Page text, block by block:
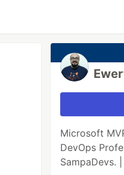
Microsoft
DevOps
SampaDevs.